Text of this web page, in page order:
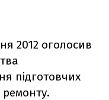
2012 оголосив
підготовчих